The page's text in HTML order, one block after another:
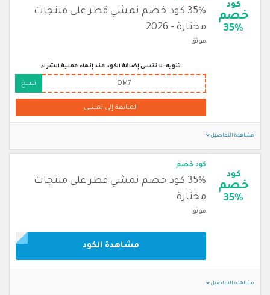
كود
خصم
35%
35% كود خصم نمشي قطر على منتجات
مختارة - 2026
موثق
تنويه: لا تنسى إضافة الكود عند إنهاء عملية الشراء
OM7 نسخ
المتابعة إلى نمشي
مشاهدة التفاصيل
كود
خصم
35%
كود خصم
35% كود خصم نمشي قطر على منتجات
مختارة
موثق
مشاهدة الكود
مشاهدة التفاصيل